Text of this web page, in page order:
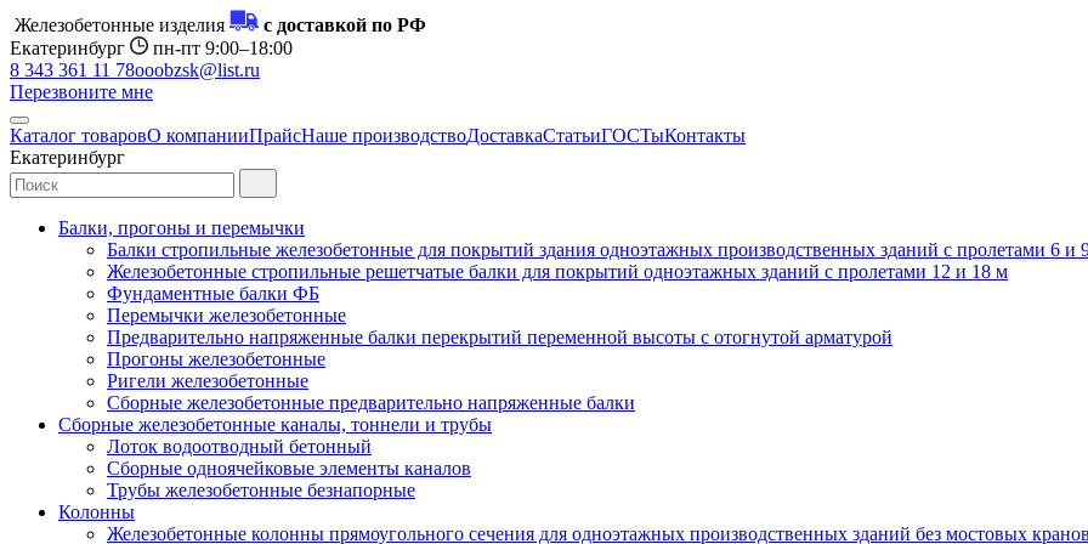
Железобетонные изделия
с доставкой по РФ
Екатеринбург
пн-пт 9:00–18:00
8 343 361 11 78ooobzsk@list.ru
Перезвоните мне
Каталог товаровО компанииПрайсНаше производствоДоставкаСтатьиГОСТыКонтакты
Екатеринбург
Балки, прогоны и перемычки
Балки стропильные железобетонные для покрытий здания одноэтажных производственных зданий с пролетами 6
Железобетонные стропильные решетчатые балки для покрытий одноэтажных зданий с пролетами 12 и 18 м
Фундаментные балки ФБ
Перемычки железобетонные
Предварительно напряженные балки перекрытий переменной высоты с отогнутой арматурой
Прогоны железобетонные
Ригели железобетонные
Сборные железобетонные предварительно напряженные балки
Сборные железобетонные каналы, тоннели и трубы
Лоток водоотводный бетонный
Сборные одноячейковые элементы каналов
Трубы железобетонные безнапорные
Колонны
Железобетонные колонны прямоугольного сечения для одноэтажных производственных зданий без мостовых кранов